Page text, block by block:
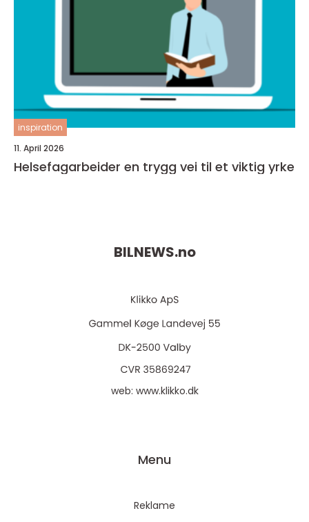
inspiration
11. April 2026
Helsefagarbeider en trygg vei til et viktig yrke
BILNEWS.no
web: www.klikko.dk
Menu
Reklame